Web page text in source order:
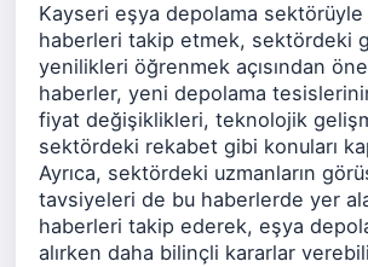
Kayseri eşya depolama
haberleri takip etmek, sektördeki
yenilikleri öğrenmek açısından
haberler, yeni depolama tesislerinin
fiyat değişiklikleri, teknolojik
sektördeki rekabet gibi konuları
Ayrıca, sektördeki uzmanların
tavsiyeleri de bu haberlerde yer
haberleri takip ederek, eşya
alırken daha bilinçli kararlar